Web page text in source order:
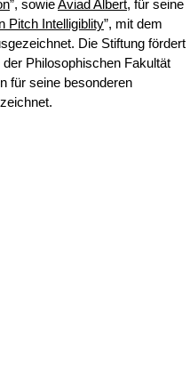
”, sowieAviad Albert, für seine
Pitch Intelligiblity”, mit dem
Die Stiftung fördert
Philosophischen Fakultät
für seine besonderen